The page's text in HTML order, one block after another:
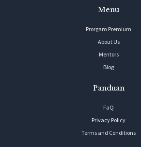
Menu
Prorgam Premium
About Us
Mentors
Blog
Panduan
FaQ
Privacy Policy
Terms and Conditions